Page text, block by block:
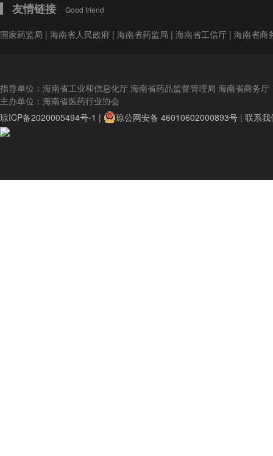
友情链接 Good friend
国家药监局 | 海南省人民政府 | 海南省药监局 | 海南省工信厅 | 海南省商
指导单位：海南省工业和信息化厅 海南省药品监督管理局 海南省商务厅
主办单位：海南省医药行业协会
琼ICP备2020005494号-1 |
琼公网安备 46010602000893号 | 联系我